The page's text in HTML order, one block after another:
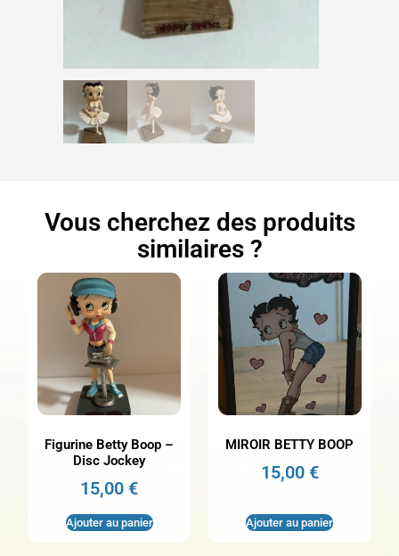
Vous cherchez des produits
similaires ?
Figurine Betty Boop –
Disc Jockey
15,00€
Ajouter au panier
MIROIR BETTY BOOP
15,00 €
Ajouter au panier